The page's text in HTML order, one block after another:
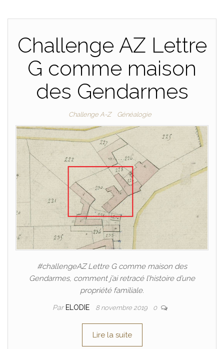
Challenge AZ Lettre
G comme maison
des Gendarmes
Challenge A-Z Généalogie
#challengeAZ Lettre G comme maison des
Gendarmes, comment j’ai retracé l’histoire d’une
propriété familiale.
Par ELODIE 8 novembre 2019 0
Lire la suite